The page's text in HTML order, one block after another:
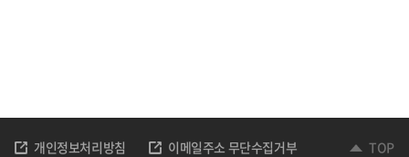
개인정보처리방침 이메일주소 무단수집거부 TOP